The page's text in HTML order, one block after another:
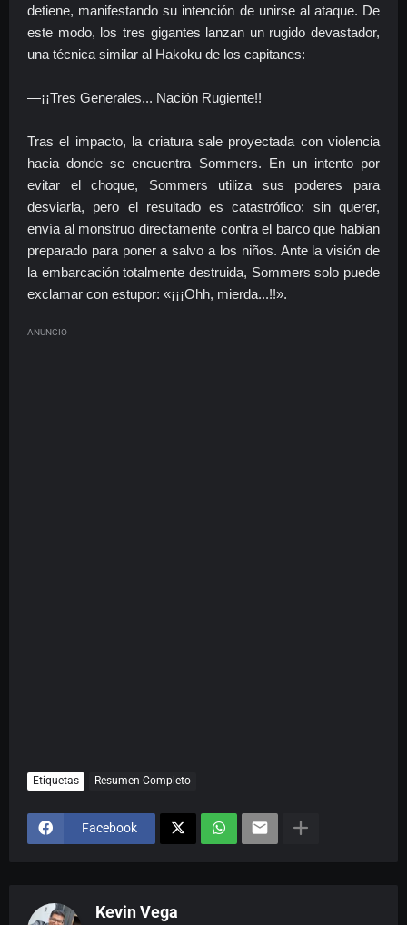
detiene, manifestando su intención de unirse al ataque. De
este modo, los tres gigantes lanzan un rugido devastador,
una técnica similar al Hakoku de los capitanes:
—¡¡Tres Generales... Nación Rugiente!!
Tras el impacto, la criatura sale proyectada con violencia
hacia donde se encuentra Sommers. En un intento por
evitar el choque, Sommers utiliza sus poderes para
desviarla, pero el resultado es catastrófico: sin querer,
envía al monstruo directamente contra el barco que habían
preparado para poner a salvo a los niños. Ante la visión de
la embarcación totalmente destruida, Sommers solo puede
exclamar con estupor: «¡¡¡Ohh, mierda...!!».
ANUNCIO
Etiquetas Resumen Completo
Facebook
Kevin Vega